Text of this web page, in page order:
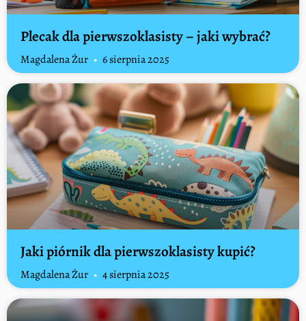
Plecak dla pierwszoklasisty – jaki wybrać?
Magdalena Żur 6 sierpnia 2025
Jaki piórnik dla pierwszoklasisty kupić?
Magdalena Żur 4 sierpnia 2025